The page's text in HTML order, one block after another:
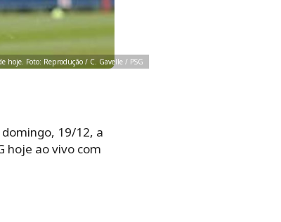
hoje. Foto: Reprodução / C. Gavelle / PSG
19/12, a
hoje ao vivo com